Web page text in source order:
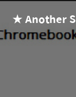
★ Another